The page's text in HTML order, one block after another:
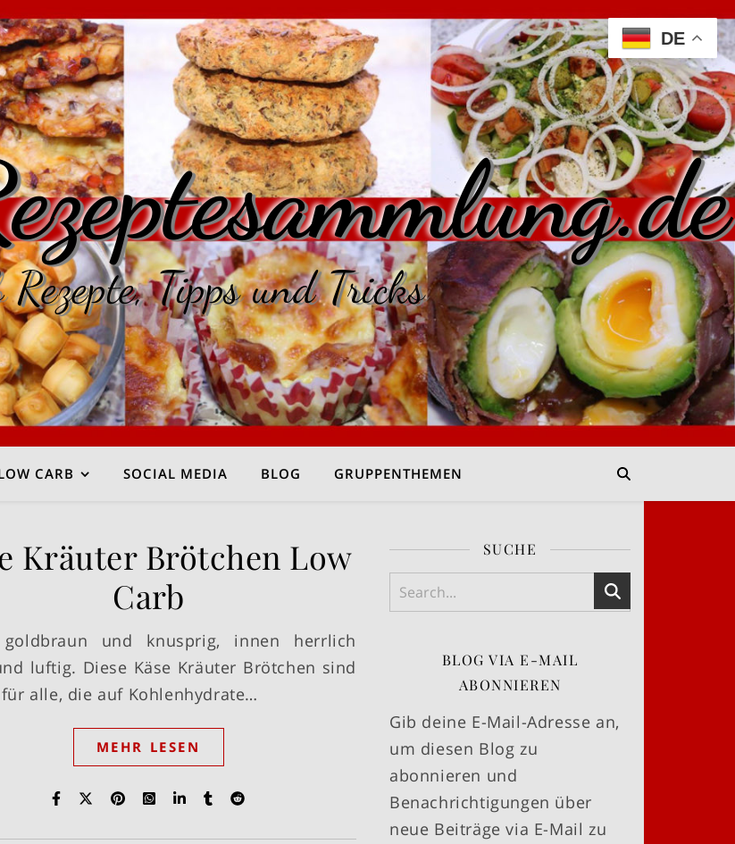
Tipps und Tricks
CARB SOCIAL MEDIA BLOG GRUPPENTHEMEN
Kräuter Brötchen Low
Carb
goldbraun und knusprig, innen herrlich
luftig. Diese Käse Kräuter Brötchen sind
alle, die auf Kohlenhydrate…
MEHR LESEN
SUCHE
BLOG VIA E-MAIL
ABONNIEREN
Gib deine E-Mail-Adresse an,
um diesen Blog zu
abonnieren und
Benachrichtigungen über
neue Beiträge via E-Mail zu
DE